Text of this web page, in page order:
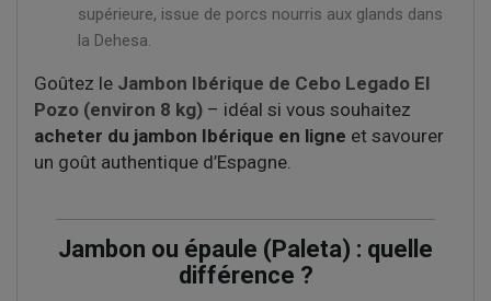
supérieure, issue de porcs nourris aux glands dans
la Dehesa.
Goûtez le Jambon Ibérique de Cebo Legado El
Pozo (environ 8 kg) – idéal si vous souhaitez
acheter du jambon Ibérique en ligne et savourer
un goût authentique d’Espagne.
Jambon ou épaule (Paleta) : quelle
différence ?